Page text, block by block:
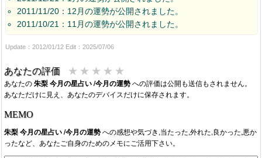
2011/11/20：12月の運勢が公開されました。
2011/10/21：11月の運勢が公開されました。
Update：2012/01/12 Edit：2025/07/06
あなたの評価 ★ ★ ★ ★ ★
あなたの朱梨 今月の星占い /今月の運勢への評価は公開も送信もされません。
あなただけに見え、あなたのデバイスだけに保存されます。
MEMO
朱梨 今月の星占い /今月の運勢への感想や気づき,当たった,外れた,良かった,悪か
ったなど、あなたご自身のためのメモにご活用下さい。